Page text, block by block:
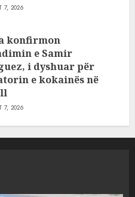
7, 2026
konfirmon
e Samir
i dyshuar për
e kokainës në
7, 2026